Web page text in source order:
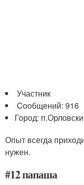
Участник
Cообщений: 916
Город:
Опыт всегда
нужен.
#12 папаша